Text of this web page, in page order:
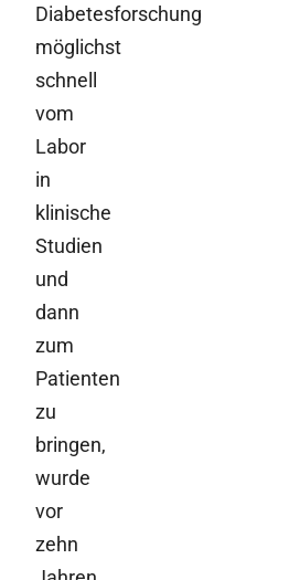
Diabetesforschung
möglichst
schnell
vom
Labor
in
klinische
Studien
und
dann
zum
Patienten
zu
bringen,
wurde
vor
zehn